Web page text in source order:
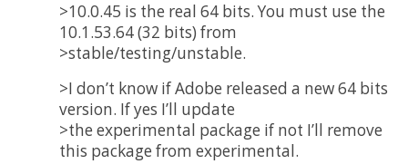
>10.0.45 is the real 64 bits. You must use the
10.1.53.64 (32 bits) from
>stable/testing/unstable.
>I don’t know if Adobe released a new 64 bits
version. If yes I’ll update
>the experimental package if not I’ll remove
this package from experimental.